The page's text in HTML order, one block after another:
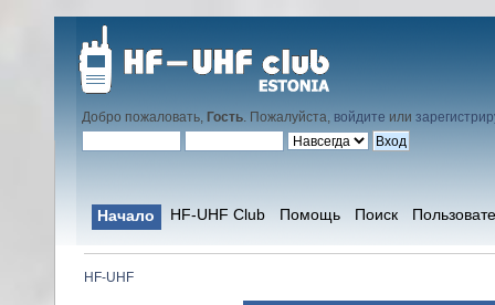
Добро пожаловать, Гость. Пожалуйста, войдите или
Начало HF-UHF Club Помощь Поиск
HF-UHF